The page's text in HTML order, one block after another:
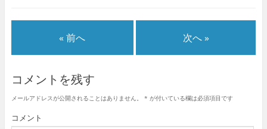
« 前へ 次へ »
コメントを残す
メールアドレスが公開されることはありません。 * が付いている欄は必須項目です
コメント